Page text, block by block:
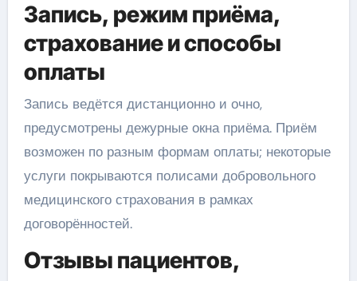
Запись, режим приёма,
страхование и способы
оплаты
Запись ведётся дистанционно и очно,
предусмотрены дежурные окна приёма. Приём
возможен по разным формам оплаты; некоторые
услуги покрываются полисами добровольного
медицинского страхования в рамках
договорённостей.
Отзывы пациентов,